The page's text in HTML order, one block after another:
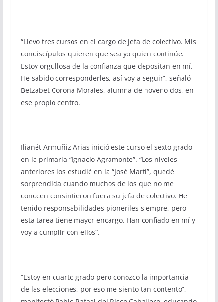
“Llevo tres cursos en el cargo de jefa de colectivo. Mis
condiscípulos quieren que sea yo quien continúe.
Estoy orgullosa de la confianza que depositan en mí.
He sabido corresponderles, así voy a seguir”, señaló
Betzabet Corona Morales, alumna de noveno dos, en
ese propio centro.
Ilianét Armuñiz Arias inició este curso el sexto grado
en la primaria “Ignacio Agramonte”. “Los niveles
anteriores los estudié en la “José Martí”, quedé
sorprendida cuando muchos de los que no me
conocen consintieron fuera su jefa de colectivo. He
tenido responsabilidades pioneriles siempre, pero
esta tarea tiene mayor encargo. Han confiado en mí y
voy a cumplir con ellos”.
“Estoy en cuarto grado pero conozco la importancia
de las elecciones, por eso me siento tan contento”,